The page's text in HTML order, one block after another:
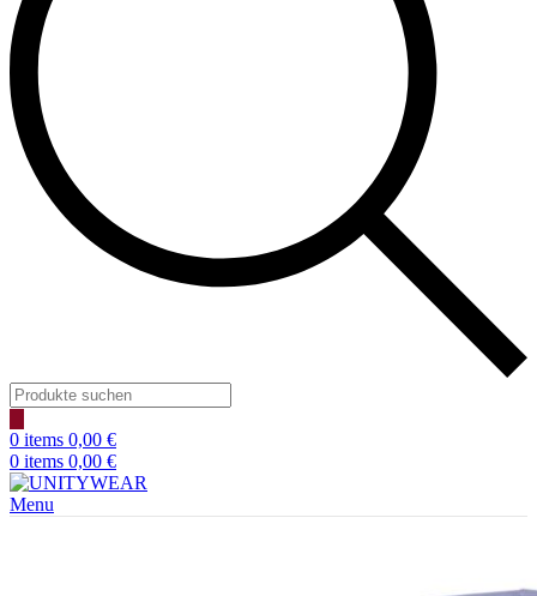
Products
search
0 items 0,00 €
0 items 0,00 €
Menu